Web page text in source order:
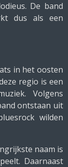
De band
dus als een
in het oosten
regio is een
Volgens
ontstaan uit
wilden
naam is
Daarnaast